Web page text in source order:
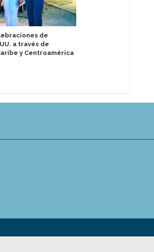
de
a través de
y Centroamérica